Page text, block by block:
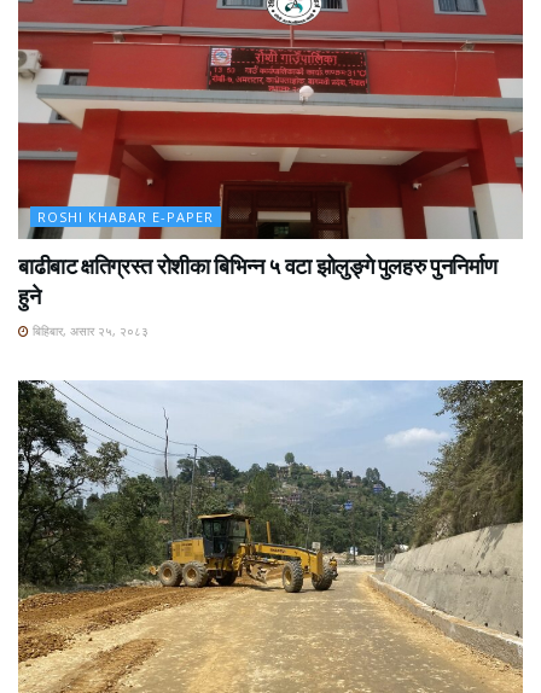
ROSHI KHABAR E-PAPER
बाढीबाट क्षतिग्रस्त रोशीका बिभिन्न ५ वटा झोलुङ्गे पुलहरु पुननिर्माण
हुने
बिहिबार, असार २५, २०८३